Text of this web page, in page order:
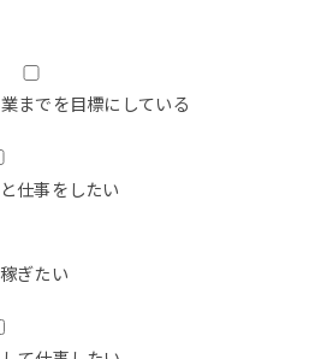
までを目標にしている
仕事をしたい
ぎたい